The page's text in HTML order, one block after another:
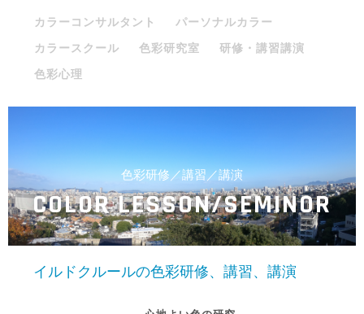
カラーコンサルタント
パーソナルカラー
カラースクール
色彩研究室
研修・講習講演
色彩心理
色彩研修／講習／講演
COLOR LESSON/SEMINOR
イルドクルールの色彩研修、講習、講演